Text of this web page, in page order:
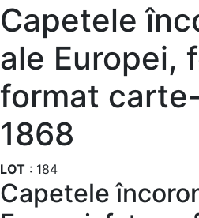
Capetele
ale Europei,
format
1868
LOT : 184
Capetele